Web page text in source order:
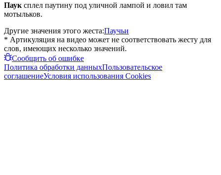
Паук сплел паутину под уличной лампой и ловил там
мотыльков.
Другие значения этого жеста:Паучьи
* Артикуляция на видео может не соответствовать жесту для
слов, имеющих несколько значений.
Сообщить об ошибке
Политика обработки данныхПользовательское
соглашениеУсловия использования Cookies